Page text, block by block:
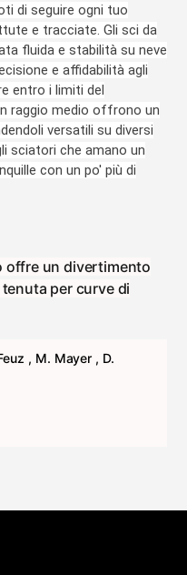
di seguire ogni tuo
e tracciate. Gli sci da
fluida e stabilità su neve
e affidabilità agli
entro i limiti del
raggio medio offrono un
versatili su diversi
sciatori che amano un
con un po' più di
offre un divertimento
per curve di
, M. Mayer , D.